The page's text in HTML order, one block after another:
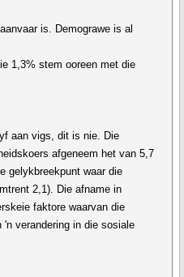
is. Demograwe is al
1,3% stem ooreen met die
aan vigs, dit is nie. Die
afgeneem het van 5,7
gelykbreekpunt waar die
2,1). Die afname in
faktore waarvan die
verandering in die sosiale